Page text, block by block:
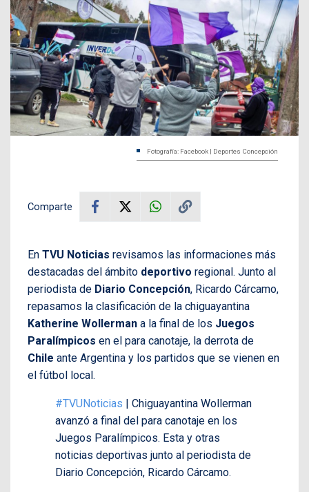
Fotografía: Facebook | Deportes Concepción
Comparte
En TVU Noticias revisamos las informaciones más
destacadas del ámbito deportivo regional. Junto al
periodista de Diario Concepción, Ricardo Cárcamo,
repasamos la clasificación de la chiguayantina
Katherine Wollerman a la final de los Juegos
Paralímpicos en el para canotaje, la derrota de
Chile ante Argentina y los partidos que se vienen en
el fútbol local.
#TVUNoticias | Chiguayantina Wollerman
avanzó a final del para canotaje en los
Juegos Paralímpicos. Esta y otras
noticias deportivas junto al periodista de
Diario Concepción, Ricardo Cárcamo.